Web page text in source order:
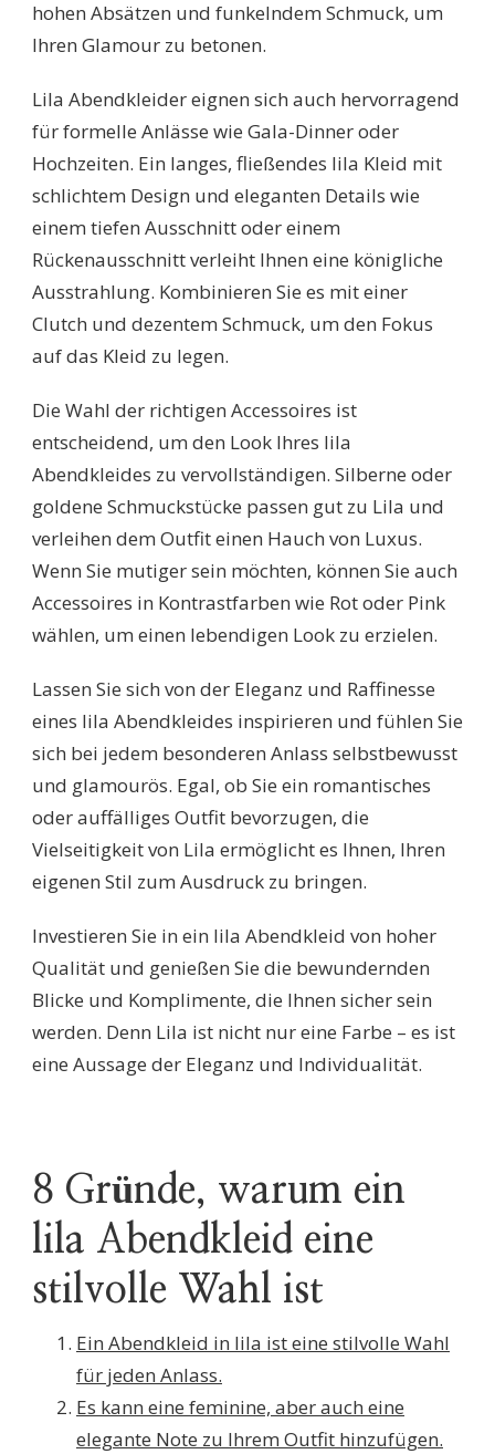
hohen Absätzen und funkelndem Schmuck, um
Ihren Glamour zu betonen.
Lila Abendkleider eignen sich auch hervorragend
für formelle Anlässe wie Gala-Dinner oder
Hochzeiten. Ein langes, fließendes lila Kleid mit
schlichtem Design und eleganten Details wie
einem tiefen Ausschnitt oder einem
Rückenausschnitt verleiht Ihnen eine königliche
Ausstrahlung. Kombinieren Sie es mit einer
Clutch und dezentem Schmuck, um den Fokus
auf das Kleid zu legen.
Die Wahl der richtigen Accessoires ist
entscheidend, um den Look Ihres lila
Abendkleides zu vervollständigen. Silberne oder
goldene Schmuckstücke passen gut zu Lila und
verleihen dem Outfit einen Hauch von Luxus.
Wenn Sie mutiger sein möchten, können Sie auch
Accessoires in Kontrastfarben wie Rot oder Pink
wählen, um einen lebendigen Look zu erzielen.
Lassen Sie sich von der Eleganz und Raffinesse
eines lila Abendkleides inspirieren und fühlen Sie
sich bei jedem besonderen Anlass selbstbewusst
und glamourös. Egal, ob Sie ein romantisches
oder auffälliges Outfit bevorzugen, die
Vielseitigkeit von Lila ermöglicht es Ihnen, Ihren
eigenen Stil zum Ausdruck zu bringen.
Investieren Sie in ein lila Abendkleid von hoher
Qualität und genießen Sie die bewundernden
Blicke und Komplimente, die Ihnen sicher sein
werden. Denn Lila ist nicht nur eine Farbe – es ist
eine Aussage der Eleganz und Individualität.
8 Gründe, warum ein
lila Abendkleid eine
stilvolle Wahl ist
Ein Abendkleid in lila ist eine stilvolle Wahl
für jeden Anlass.
Es kann eine feminine, aber auch eine
elegante Note zu Ihrem Outfit hinzufügen.